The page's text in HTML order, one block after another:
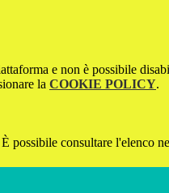
e non è possibile
la COOKIE POLICY.
possibile consultare l'elenco